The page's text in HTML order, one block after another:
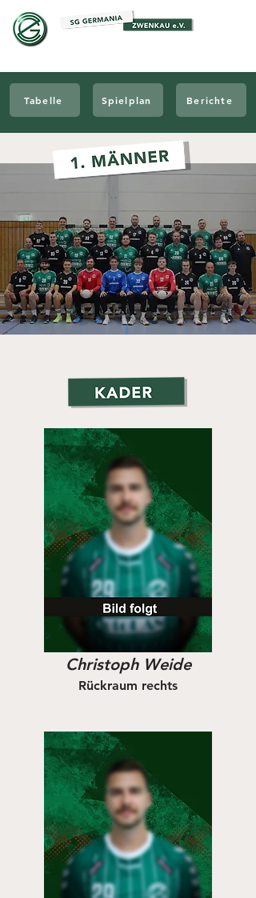
Tabelle Spielplan Berichte
Christoph Weide
Rückraum rechts